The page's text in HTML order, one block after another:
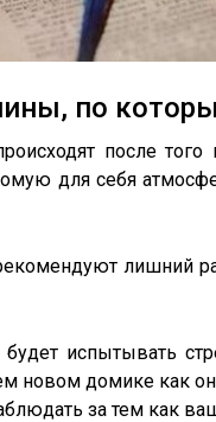
по
после
для себя
лишний
испытывать
новом домике как
за тем как